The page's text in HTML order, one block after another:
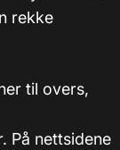
rekke
til overs,
. På nettsidene